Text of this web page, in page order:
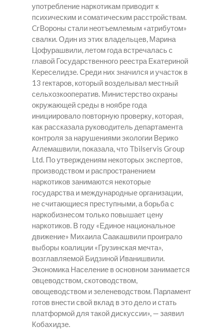
употребление наркотикам приводит к
психическим и соматическим расстройствам.
CrВороны стали неотъемлемым «атрибутом»
свалки. Один из этих владельцев, Марина
Цофурашвили, летом года встречалась с
главой Государственного реестра Екатериной
Кереселидзе. Среди них значился и участок в
13 гектаров, который возделывал местный
сельхозкооператив. Министерство охраны
окружающей среды в ноябре года
инициировало повторную проверку, которая,
как рассказала руководитель департамента
контроля за нарушениями экологии Верико
Аглемашвили, показала, что Tbilservis Group
Ltd. По утверждениям некоторых экспертов,
производством и распространением
наркотиков занимаются некоторые
государства и международные организации,
не считающиеся преступными, а борьба с
наркобизнесом только повышает цену
наркотиков. В году «Единое национальное
движение» Михаила Саакашвили проиграло
выборы коалиции «Грузинская мечта»,
возглавляемой Бидзиной Иванишвили.
Экономика Население в основном занимается
овцеводством, скотоводством,
овощеводством и зеленеводством. Парламент
готов внести свой вклад в это дело и стать
платформой для такой дискуссии», — заявил
Кобахидзе.